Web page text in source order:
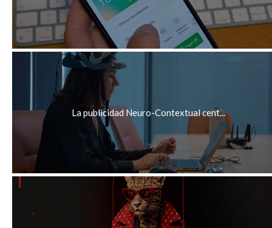
La publicidad Neuro-Contextual cent...